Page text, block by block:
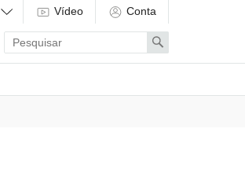
Vídeo Conta
Enter
search
term
Search